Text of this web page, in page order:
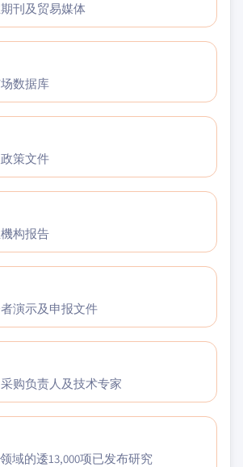
刊及贸易媒体
数据库
策文件
构报告
演示及申报文件
购负责人及技术专家
域的逶13,000项已发布研究